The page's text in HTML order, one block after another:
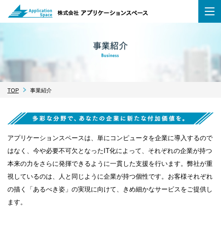
TOP 事業紹介
アプリケーションスペースは、単にコンピュータを企業に導入するので
はなく、今や必要不可欠となったIT化によって、それぞれの企業が持つ
本来の力をさらに発揮できるように一貫した支援を行います。弊社が重
視しているのは、人と同じように企業が持つ個性です。お客様それぞれ
の描く「あるべき姿」の実現に向けて、きめ細かなサービスをご提供し
ます。